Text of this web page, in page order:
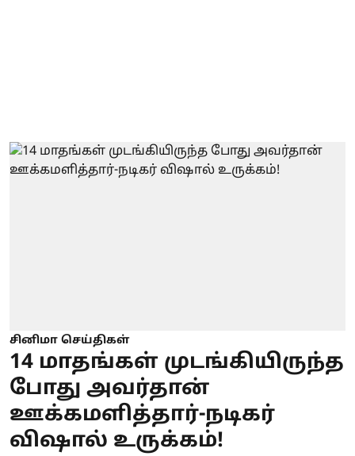
சினிமா செய்திகள்
14 மாதங்கள் முடங்கியிருந்த
போது அவர்தான்
ஊக்கமளித்தார்-நடிகர்
விஷால் உருக்கம்!